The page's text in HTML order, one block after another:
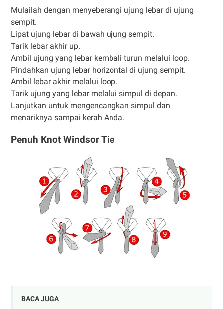
Mulailah dengan menyeberangi ujung lebar di ujung
sempit.
Lipat ujung lebar di bawah ujung sempit.
Tarik lebar akhir up.
Ambil ujung yang lebar kembali turun melalui loop.
Pindahkan ujung lebar horizontal di ujung sempit.
Ambil lebar akhir melalui loop.
Tarik ujung yang lebar melalui simpul di depan.
Lanjutkan untuk mengencangkan simpul dan
menariknya sampai kerah Anda.
Penuh Knot Windsor Tie
BACA JUGA